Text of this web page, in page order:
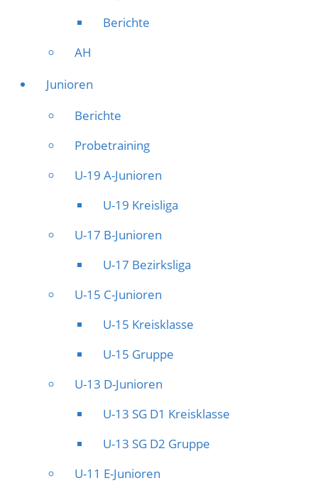
Berichte
AH
Junioren
Berichte
Probetraining
U-19 A-Junioren
U-19 Kreisliga
U-17 B-Junioren
U-17 Bezirksliga
U-15 C-Junioren
U-15 Kreisklasse
U-15 Gruppe
U-13 D-Junioren
U-13 SG D1 Kreisklasse
U-13 SG D2 Gruppe
U-11 E-Junioren